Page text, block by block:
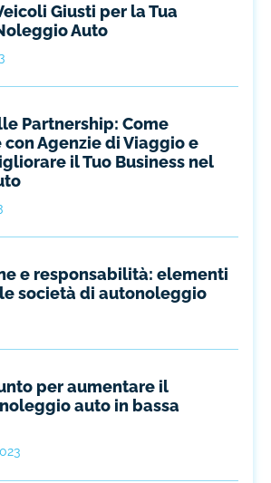
Giusti per la Tua
Auto
Partnership: Come
Agenzie di Viaggio e
il Tuo Business nel
e responsabilità: elementi
società di autonoleggio
per aumentare il
auto in bassa